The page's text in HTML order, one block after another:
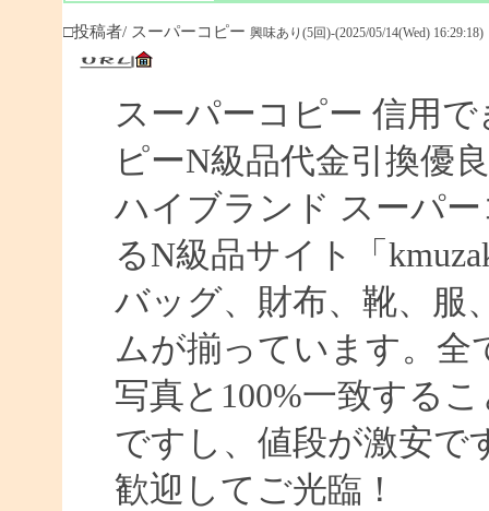
□投稿者/ スーパーコピー 興味あり(5回)-(2025/05/14(Wed) 16:29:18)
スーパーコピー 信用
ピーN級品代金引換優
ハイブランド スーパ
るN級品サイト「
バッグ、財布、靴、服
ムが揃っています。全
写真と100%一致する
ですし、値段が激安で
歓迎してご光臨！